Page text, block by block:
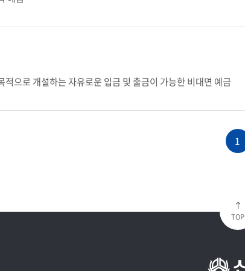
적으로 개설하는 자유로운 입금 및 출금이 가능한 비대면 예금
1
TOP